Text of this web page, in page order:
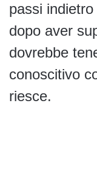
passi
dopo aver
dovrebbe
conoscitivo
riesce.